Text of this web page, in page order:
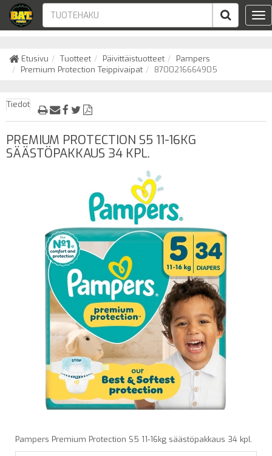
Etusivu Tuotteet Päivittäistuotteet
Pampers
Premium Protection Teippivaipat
8700216664905
Tiedot
PREMIUM PROTECTION S5 11-16KG
SÄÄSTÖPAKKAUS 34 KPL.
Pampers Premium Protection S5 11-16kg säästöpakkaus 34 kpl.